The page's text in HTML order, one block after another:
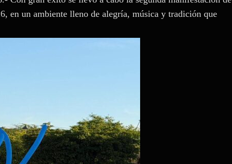
en un ambiente lleno de alegría, música y tradición que